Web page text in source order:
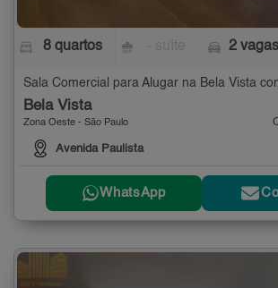
8 quartos 2 vagas
Bela Vista
Zona Oeste - São Paulo
Avenida Paulista
WhatsApp